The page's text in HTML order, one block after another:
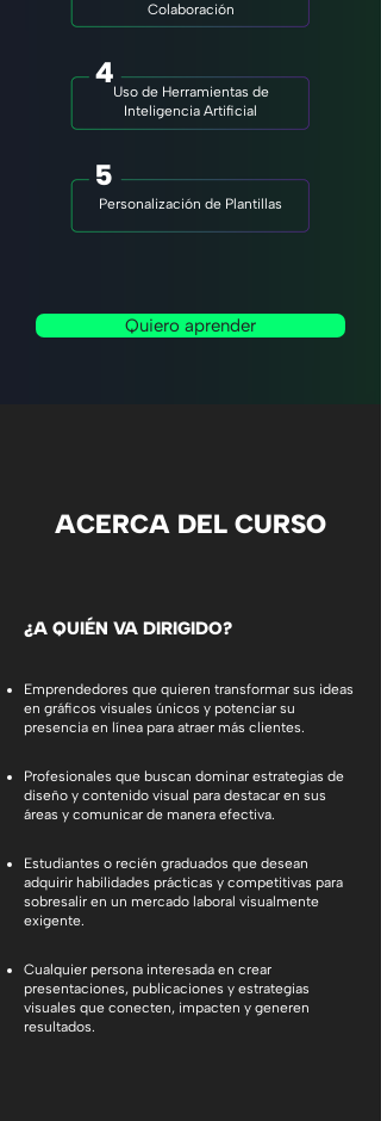
Colaboración
4
Uso de Herramientas de
Inteligencia Artificial
5
Personalización de Plantillas
Quiero aprender
ACERCA DEL CURSO
¿A QUIÉN VA DIRIGIDO?
Emprendedores que quieren transformar sus ideas
en gráficos visuales únicos y potenciar su
presencia en línea para atraer más clientes.
Profesionales que buscan dominar estrategias de
diseño y contenido visual para destacar en sus
áreas y comunicar de manera efectiva.
Estudiantes o recién graduados que desean
adquirir habilidades prácticas y competitivas para
sobresalir en un mercado laboral visualmente
exigente.
Cualquier persona interesada en crear
presentaciones, publicaciones y estrategias
visuales que conecten, impacten y generen
resultados.